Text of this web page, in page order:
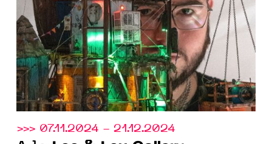
>>> 07.11.2024 - 21.12.2024